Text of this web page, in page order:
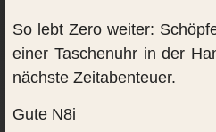
So lebt Zero weiter:
einer Taschenuhr in der
nächste Zeitabenteuer.
Gute N8i